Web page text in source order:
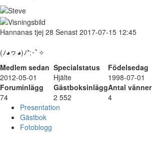
Hannanas tjej 28 Senast 2017-07-15 12:45
(ﾉ◕ヮ◕)ﾉ*:･ﾟ✧
Medlem sedan Specialstatus
Födelsedag
2012-05-01
Hjälte
1998-07-01
Foruminlägg
GästboksinläggAntal vänner
74
2 552
4
Presentation
Gästbok
Fotoblogg